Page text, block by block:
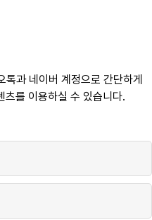
톡과 네이버 계정으로 간단하게
츠를 이용하실 수 있습니다.